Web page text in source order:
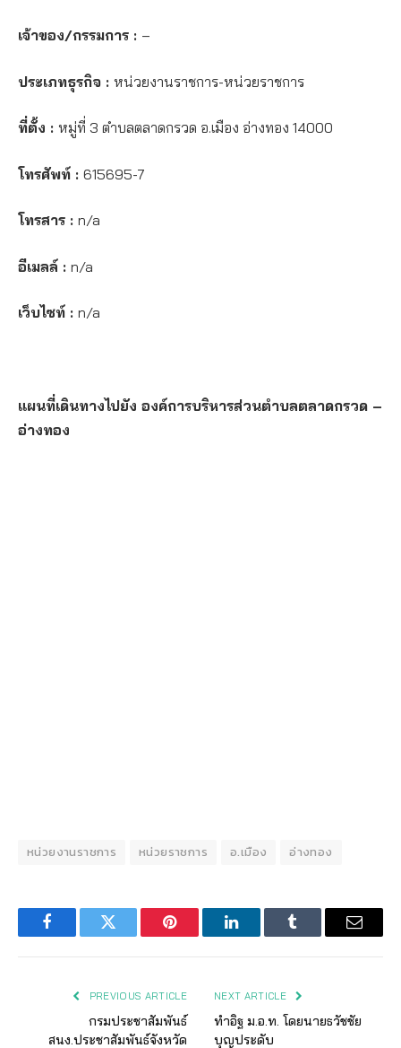
เจ้าของ/กรรมการ : –
ประเภทธุรกิจ : หน่วยงานราชการ-หน่วยราชการ
ที่ตั้ง : หมู่ที่ 3 ตำบลตลาดกรวด อ.เมือง อ่างทอง 14000
โทรศัพท์ : 615695-7
โทรสาร : n/a
อีเมลล์ : n/a
เว็บไซท์ : n/a
แผนที่เดินทางไปยัง องค์การบริหารส่วนตำบลตลาดกรวด –
อ่างทอง
หน่วยงานราชการ หน่วยราชการ อ.เมือง อ่างทอง
FacebookTwitter Pinterest LinkedInTumblr Email
PREVIOUS ARTICLE
กรมประชาสัมพันธ์
สนง.ประชาสัมพันธ์จังหวัด
NEXT ARTICLE
ทำอิฐ ม.อ.ท. โดยนายธวัชชัย
บุญประดับ